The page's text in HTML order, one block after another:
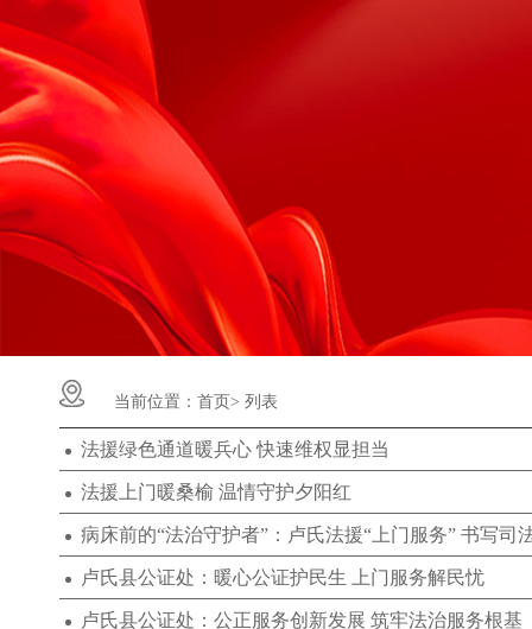
当前位置： 首页> 列表
法援绿色通道暖兵心 快速维权显担当
法援上门暖桑榆 温情守护夕阳红
病床前的“法治守护者”：卢氏法援“上门服务” 书写司
卢氏县公证处：暖心公证护民生 上门服务解民忧
卢氏县公证处：公正服务创新发展 筑牢法治服务根基